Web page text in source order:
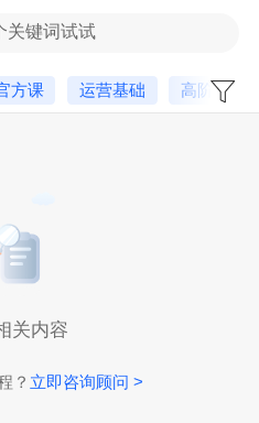
关键词试试
方课 运营基础 高阶课
关内容
？ 立即咨询顾问 >